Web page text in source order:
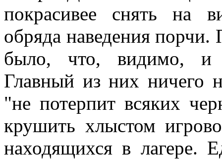
покрасивее снять на
обряда наведения порчи.
было, что, видимо, и
Главный из них ничего
"не потерпит всяких
крушить хлыстом
находящихся в лагере.